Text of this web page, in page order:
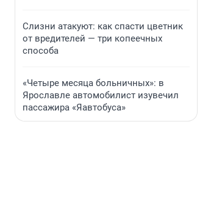
Слизни атакуют: как спасти цветник
от вредителей — три копеечных
способа
«Четыре месяца больничных»: в
Ярославле автомобилист изувечил
пассажира «Яавтобуса»